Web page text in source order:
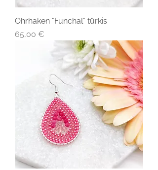
Ohrhaken "Funchal" türkis
Preis
65,00 €